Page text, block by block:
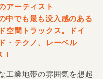
アーティスト
中でも最も没入感のある
空間トラックス。ドイ
・テクノ、レーベル
工業地帯の雰囲気を想起